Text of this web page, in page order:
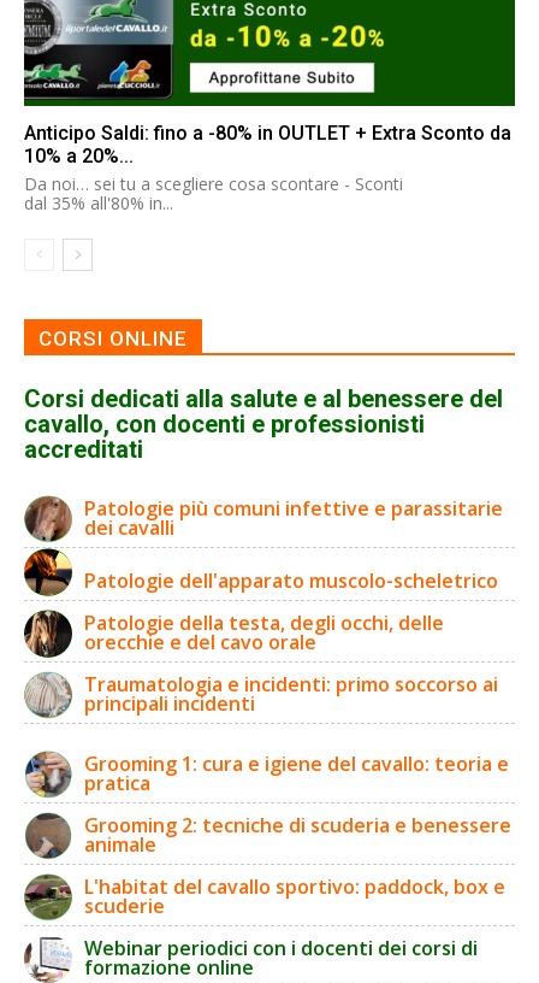
Anticipo Saldi: fino a -80% in OUTLET + Extra Sconto da
10% a 20%...
Da noi… sei tu a scegliere cosa scontare - Sconti
dal 35% all'80% in...
CORSI ONLINE
Corsi dedicati alla salute e al benessere del
cavallo, con docenti e professionisti
accreditati
Patologie più comuni infettive e parassitarie
dei cavalli
Patologie dell'apparato muscolo-scheletrico
Patologie della testa, degli occhi, delle
orecchie e del cavo orale
Traumatologia e incidenti: primo soccorso ai
principali incidenti
Grooming 1: cura e igiene del cavallo: teoria e
pratica
Grooming 2: tecniche di scuderia e benessere
animale
L'habitat del cavallo sportivo: paddock, box e
scuderie
Webinar periodici con i docenti dei corsi di
formazione online